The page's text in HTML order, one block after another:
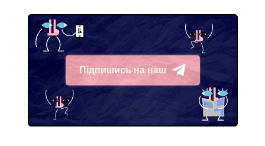
Підпишись на наш
Telegram